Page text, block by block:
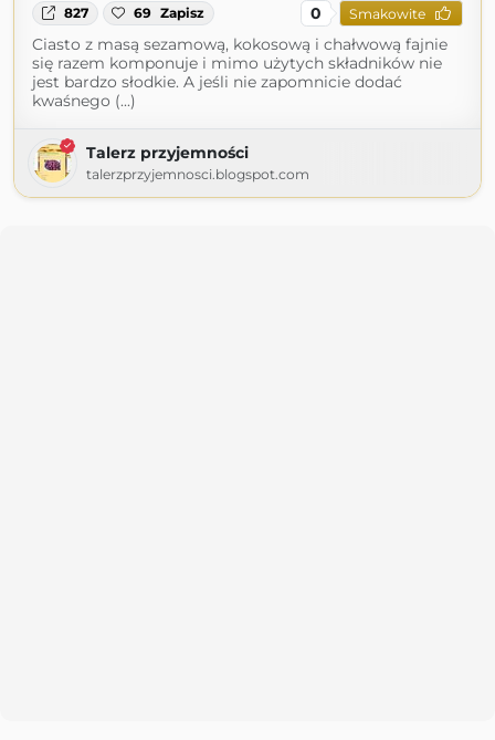
827 69 Zapisz 0 Smakowite
Ciasto z masą sezamową, kokosową i chałwową fajnie
się razem komponuje i mimo użytych składników nie
jest bardzo słodkie. A jeśli nie zapomnicie dodać
kwaśnego (...)
Talerz przyjemności
talerzprzyjemnosci.blogspot.com